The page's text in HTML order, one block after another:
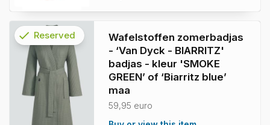
Wafelstoffen zomerbadjas
- ‘Van Dyck - BIARRITZ'
badjas - kleur 'SMOKE
GREEN’ of ‘Biarritz blue’
maa
59,95 euro
check
info
Reserved